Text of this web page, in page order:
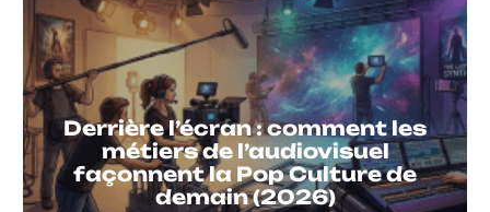
Derrière l’écran : comment les
métiers de l’audiovisuel
façonnent la Pop Culture de
demain (2026)